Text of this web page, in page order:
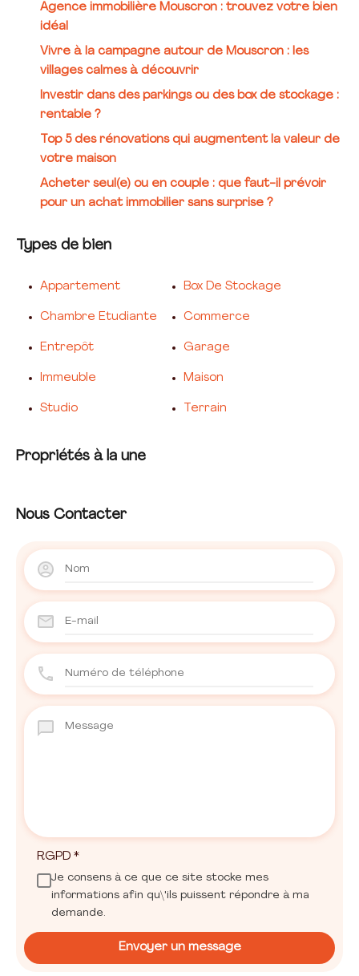
Agence immobilière Mouscron : trouvez votre bien
idéal
Vivre à la campagne autour de Mouscron : les
villages calmes à découvrir
Investir dans des parkings ou des box de stockage :
rentable ?
Top 5 des rénovations qui augmentent la valeur de
votre maison
Acheter seul(e) ou en couple : que faut-il prévoir
pour un achat immobilier sans surprise ?
Types de bien
Appartement Box De Stockage
Chambre Etudiante Commerce
Entrepôt Garage
Immeuble Maison
Studio Terrain
Propriétés à la une
Nous Contacter
RGPD *
Je consens à ce que ce site stocke mes
informations afin qu\'ils puissent répondre à ma
demande.